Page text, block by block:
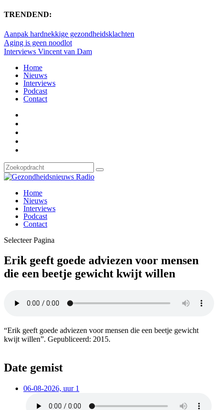
TRENDEND:
Aanpak hardnekkige gezondheidsklachten
Aging is geen noodlot
Interviews Vincent van Dam
Home
Nieuws
Interviews
Podcast
Contact
Home
Nieuws
Interviews
Podcast
Contact
Selecteer Pagina
Erik geeft goede adviezen voor mensen
die een beetje gewicht kwijt willen
“Erik geeft goede adviezen voor mensen die een beetje gewicht
kwijt willen”. Gepubliceerd: 2015.
Date gemist
06-08-2026, uur 1